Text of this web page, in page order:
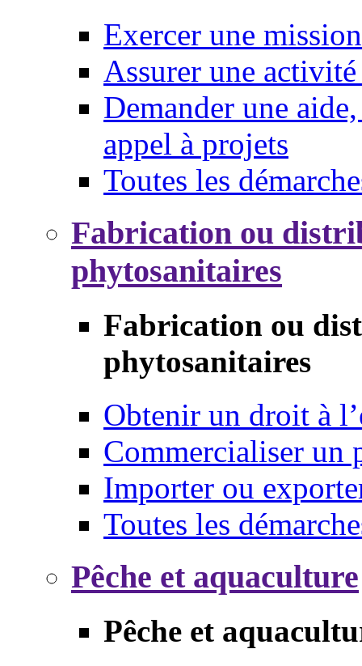
Exercer une mission
Assurer une
Demander une
appel à projets
Toutes les
Fabrication ou
phytosanitaires
Fabrication ou
phytosanitaires
Obtenir un droit à
Commercialiser un
Importer ou
Toutes les
Pêche et aquaculture
Pêche et